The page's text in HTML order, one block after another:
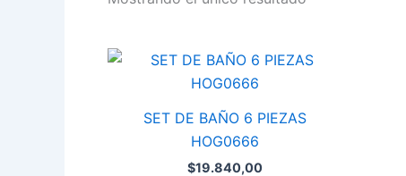
SET DE BAÑO 6 PIEZAS
HOG0666
$19.840,00
SET
BAÑO
6
PIEZAS
HOG0666
cantidad